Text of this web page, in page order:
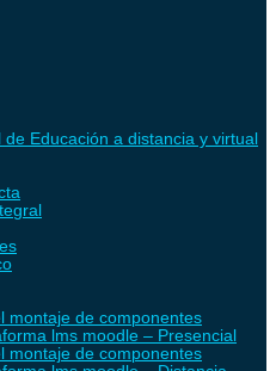
Educación a distancia y virtual
montaje de componentes
lms moodle – Presencial
montaje de componentes